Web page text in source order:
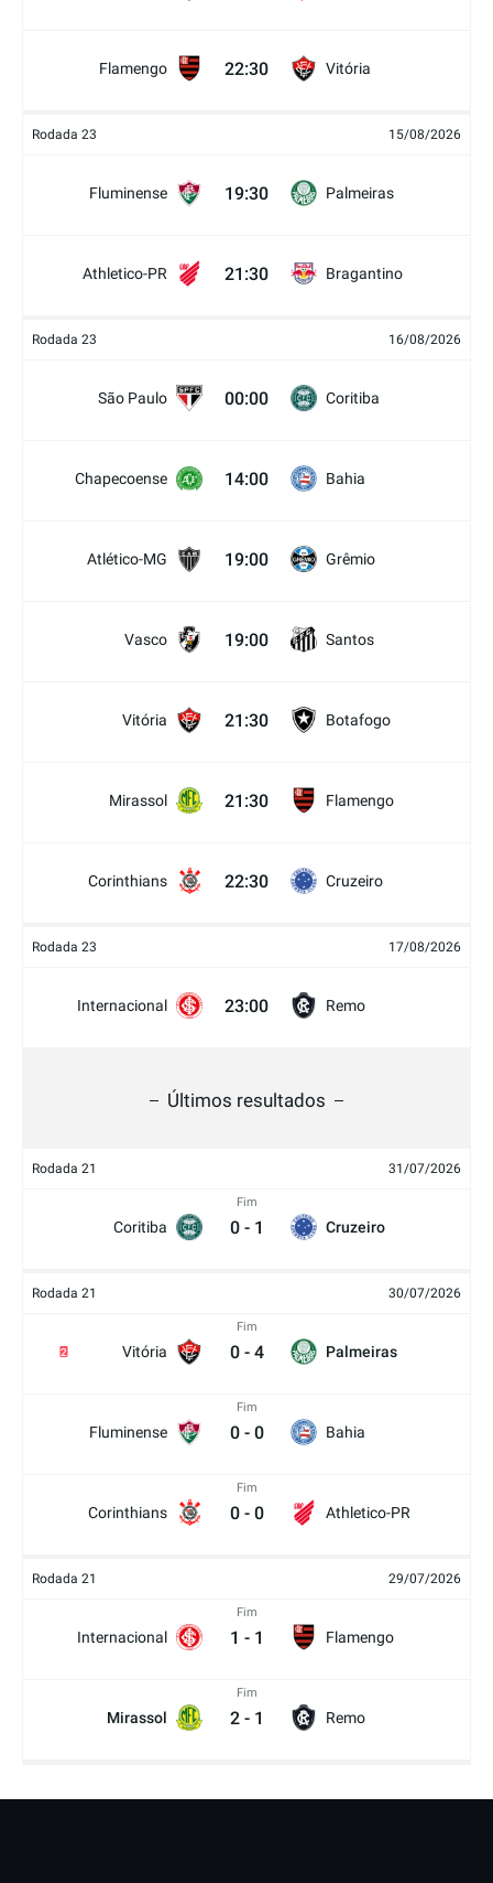
Flamengo 22:30 Vitória
Rodada 23 15/08/2026
Fluminense 19:30 Palmeiras
Athletico-PR 21:30 Bragantino
Rodada 23 16/08/2026
São Paulo 00:00 Coritiba
Chapecoense 14:00 Bahia
Atlético-MG 19:00 Grêmio
Vasco 19:00 Santos
Vitória 21:30 Botafogo
Mirassol 21:30 Flamengo
Corinthians 22:30 Cruzeiro
Rodada 23 17/08/2026
Internacional 23:00 Remo
Últimos resultados
Rodada 21 31/07/2026
Coritiba
Fim
0 - 1 Cruzeiro
Rodada 21 30/07/2026
Vitória
2
Fim
0 - 4 Palmeiras
Fluminense
Fim
0 - 0 Bahia
Corinthians
Fim
0 - 0 Athletico-PR
Rodada 21 29/07/2026
Internacional
Fim
1 - 1 Flamengo
Mirassol
Fim
2 - 1 Remo